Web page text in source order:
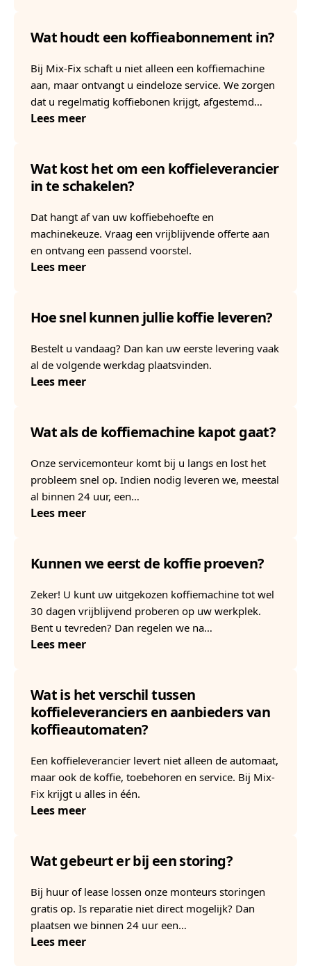
Wat houdt een koffieabonnement in?
Bij Mix-Fix schaft u niet alleen een koffiemachine
aan, maar ontvangt u eindeloze service. We zorgen
dat u regelmatig koffiebonen krijgt, afgestemd…
Lees meer
Wat kost het om een koffieleverancier
in te schakelen?
Dat hangt af van uw koffiebehoefte en
machinekeuze. Vraag een vrijblijvende offerte aan
en ontvang een passend voorstel.
Lees meer
Hoe snel kunnen jullie koffie leveren?
Bestelt u vandaag? Dan kan uw eerste levering vaak
al de volgende werkdag plaatsvinden.
Lees meer
Wat als de koffiemachine kapot gaat?
Onze servicemonteur komt bij u langs en lost het
probleem snel op. Indien nodig leveren we, meestal
al binnen 24 uur, een…
Lees meer
Kunnen we eerst de koffie proeven?
Zeker! U kunt uw uitgekozen koffiemachine tot wel
30 dagen vrijblijvend proberen op uw werkplek.
Bent u tevreden? Dan regelen we na…
Lees meer
Wat is het verschil tussen
koffieleveranciers en aanbieders van
koffieautomaten?
Een koffieleverancier levert niet alleen de automaat,
maar ook de koffie, toebehoren en service. Bij Mix-
Fix krijgt u alles in één.
Lees meer
Wat gebeurt er bij een storing?
Bij huur of lease lossen onze monteurs storingen
gratis op. Is reparatie niet direct mogelijk? Dan
plaatsen we binnen 24 uur een…
Lees meer